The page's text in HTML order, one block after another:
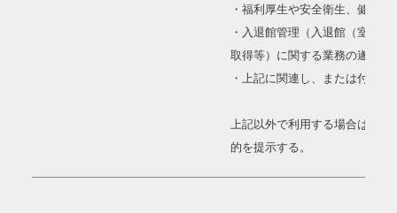
・福利厚生や安全衛生、健康
・入退館管理（入退館（室）
取得等）に関する業務の遂行
・上記に関連し、または付帯す
上記以外で利用する場合は、必
的を提示する。